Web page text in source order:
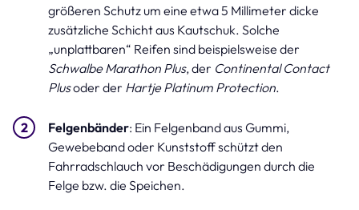
größeren Schutz um eine etwa 5 Millimeter dicke
zusätzliche Schicht aus Kautschuk. Solche
„unplattbaren“ Reifen sind beispielsweise der
Schwalbe Marathon Plus, der Continental Contact
Plusoder der Hartje Platinum Protection.
Felgenbänder: Ein Felgenband aus Gummi,
Gewebeband oder Kunststoff schützt den
Fahrradschlauch vor Beschädigungen durch die
Felge bzw. die Speichen.